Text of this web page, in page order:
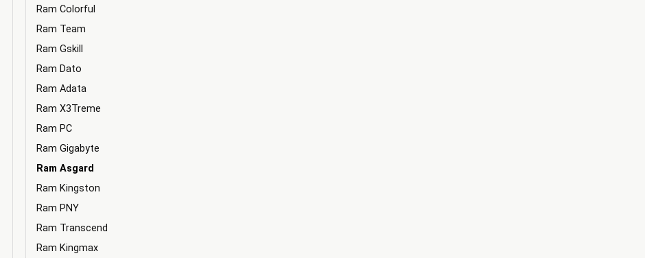
Ram Colorful
Ram Team
Ram Gskill
Ram Dato
Ram Adata
Ram X3Treme
Ram PC
Ram Gigabyte
Ram Asgard
Ram Kingston
Ram PNY
Ram Transcend
Ram Kingmax